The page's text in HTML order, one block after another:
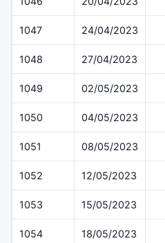
1047 24/04/2023
1048 27/04/2023
1049 02/05/2023
1050 04/05/2023
1051 08/05/2023
1052 12/05/2023
1053 15/05/2023
1054 18/05/2023